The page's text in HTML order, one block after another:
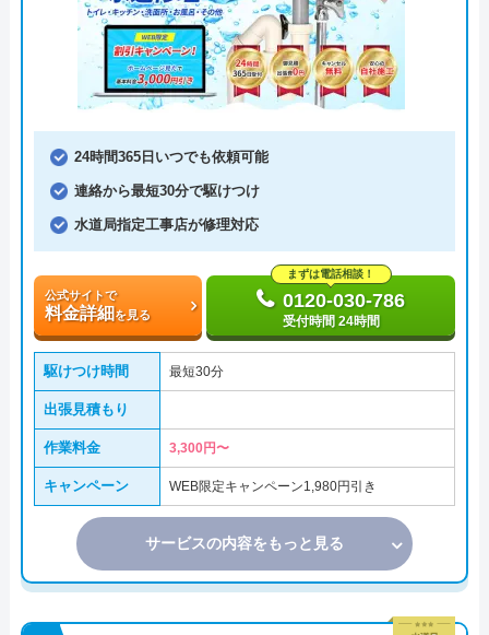
24時間365日いつでも依頼可能
連絡から最短30分で駆けつけ
水道局指定工事店が修理対応
公式サイトで
料金詳細を見る
まずは電話相談！
0120-030-786
受付時間 24時間
駆けつけ時間 最短30分
出張見積もり
作業料金 3,300円〜
キャンペーン WEB限定キャンペーン1,980円引き
サービスの内容をもっと見る